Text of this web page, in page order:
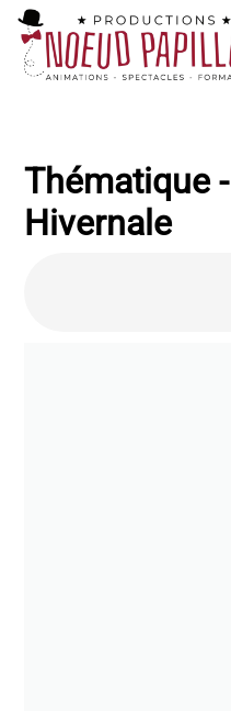
Thématique -
Hivernale